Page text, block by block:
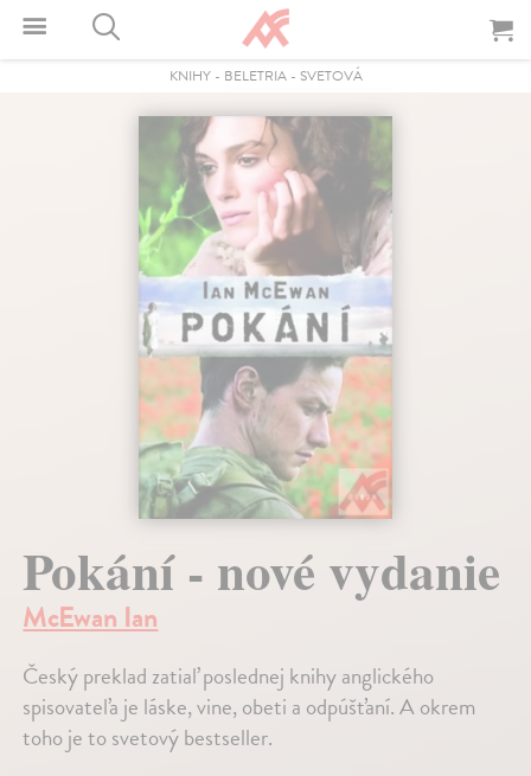
KNIHY- BELETRIA- SVETOVÁ
Pokání - nové vydanie
McEwan Ian
Český preklad zatiaľ poslednej knihy anglického
spisovateľa je láske, vine, obeti a odpúšťaní. A okrem
toho je to svetový bestseller.